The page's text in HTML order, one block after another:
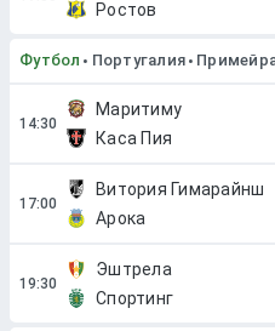
Ростов
Футбол Португалия
Маритиму
Каса Пия
Витория Гимарайнш
Арока
Эштрела
Спортинг